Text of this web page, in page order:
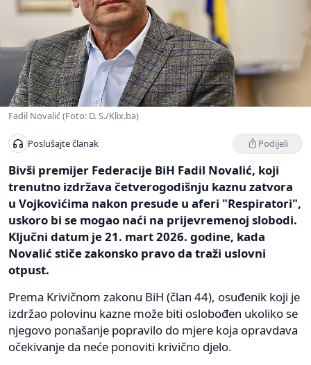
Fadil Novalić (Foto: D. S./Klix.ba)
Poslušajte članak Podijeli
Bivši premijer Federacije BiH Fadil Novalić, koji
trenutno izdržava četverogodišnju kaznu zatvora
u Vojkovićima nakon presude u aferi "Respiratori",
uskoro bi se mogao naći na prijevremenoj slobodi.
Ključni datum je 21. mart 2026. godine, kada
Novalić stiče zakonsko pravo da traži uslovni
otpust.
Prema Krivičnom zakonu BiH (član 44), osuđenik koji je
izdržao polovinu kazne može biti oslobođen ukoliko se
njegovo ponašanje popravilo do mjere koja opravdava
očekivanje da neće ponoviti krivično djelo.